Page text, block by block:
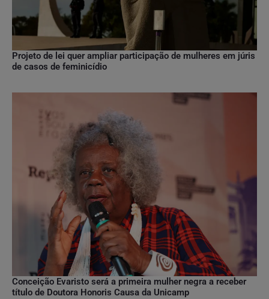
Projeto de lei quer ampliar participação de mulheres em júris
de casos de feminicídio
Conceição Evaristo será a primeira mulher negra a receber
título de Doutora Honoris Causa da Unicamp